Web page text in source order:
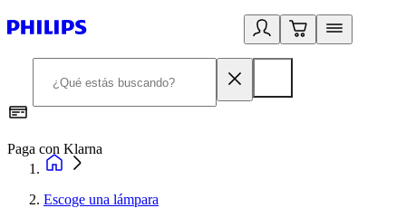
Paga con Klarna
Escoge una lámpara